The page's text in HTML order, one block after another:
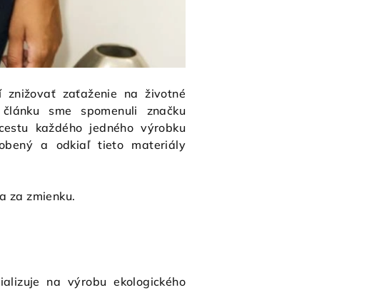
zaťaženie na životné
sme spomenuli značku
každého jedného výrobku
a odkiaľ tieto materiály
za zmienku.
na výrobu ekologického